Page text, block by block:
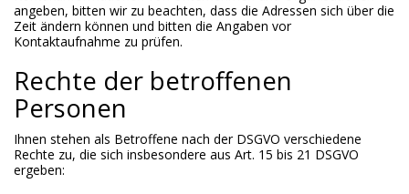
angeben, bitten wir zu beachten, dass die Adressen sich über die
Zeit ändern können und bitten die Angaben vor
Kontaktaufnahme zu prüfen.
Rechte der betroffenen
Personen
Ihnen stehen als Betroffene nach der DSGVO verschiedene
Rechte zu, die sich insbesondere aus Art. 15 bis 21 DSGVO
ergeben: